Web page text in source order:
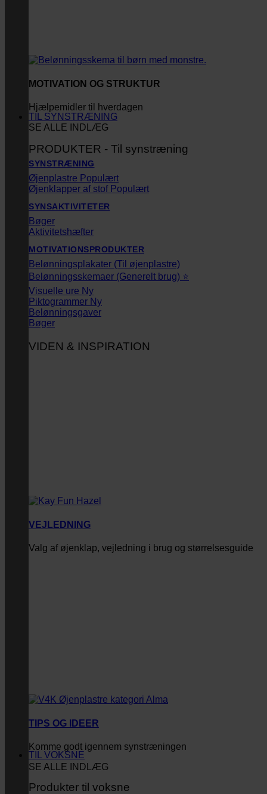
MOTIVATION OG STRUKTUR
Hjælpemidler til hverdagen
SE ALLE INDLÆG
TIL SYNSTRÆNING
PRODUKTER - Til synstræning
SYNSTRÆNING
Øjenplastre
Øjenklapper af stof
SYNSAKTIVITETER
Bøger
Aktivitetshæfter
MOTIVATIONSPRODUKTER
Belønningsplakater (Til øjenplastre)
Belønningsskemaer (Generelt brug) ⭐
Visuelle ure
Piktogrammer
Belønningsgaver
Bøger
VIDEN & INSPIRATION
VEJLEDNING
Valg af øjenklap, vejledning i brug og størrelsesguide
TIPS OG IDEER
Komme godt igennem synstræningen
SE ALLE INDLÆG
TIL VOKSNE
Produkter til voksne